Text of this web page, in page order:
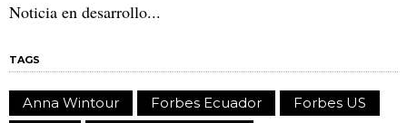
Noticia en desarrollo...
TAGS
Anna Wintour Forbes Ecuador
Forbes US